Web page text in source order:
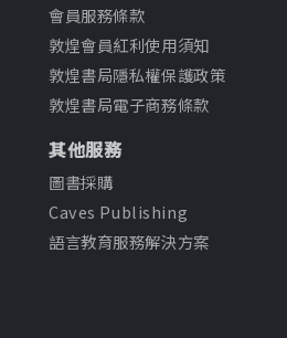
會員服務條款
敦煌會員紅利使用須知
敦煌書局隱私權保護政策
敦煌書局電子商務條款
其他服務
圖書採購
Caves Publishing
語言教育服務解決方案